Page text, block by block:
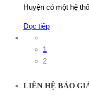
Huyện có một hệ
Đọc tiếp
1
2
LIÊN HỆ BÁO